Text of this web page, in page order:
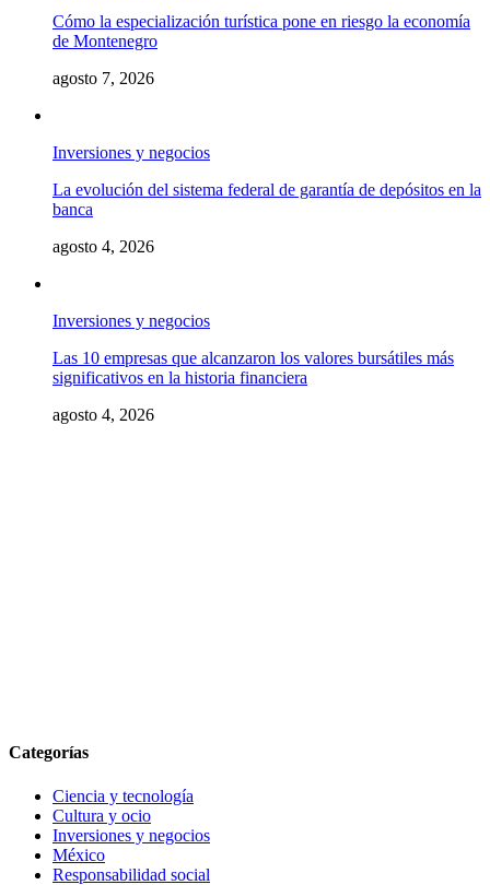
Cómo la especialización turística pone en riesgo la economía
de Montenegro
agosto 7, 2026
Inversiones y negocios
La evolución del sistema federal de garantía de depósitos en la
banca
agosto 4, 2026
Inversiones y negocios
Las 10 empresas que alcanzaron los valores bursátiles más
significativos en la historia financiera
agosto 4, 2026
Categorías
Ciencia y tecnología
Cultura y ocio
Inversiones y negocios
México
Responsabilidad social